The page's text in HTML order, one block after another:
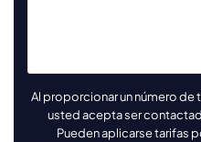
Al proporcionar un número
usted acepta ser
Pueden aplicarse tarifas